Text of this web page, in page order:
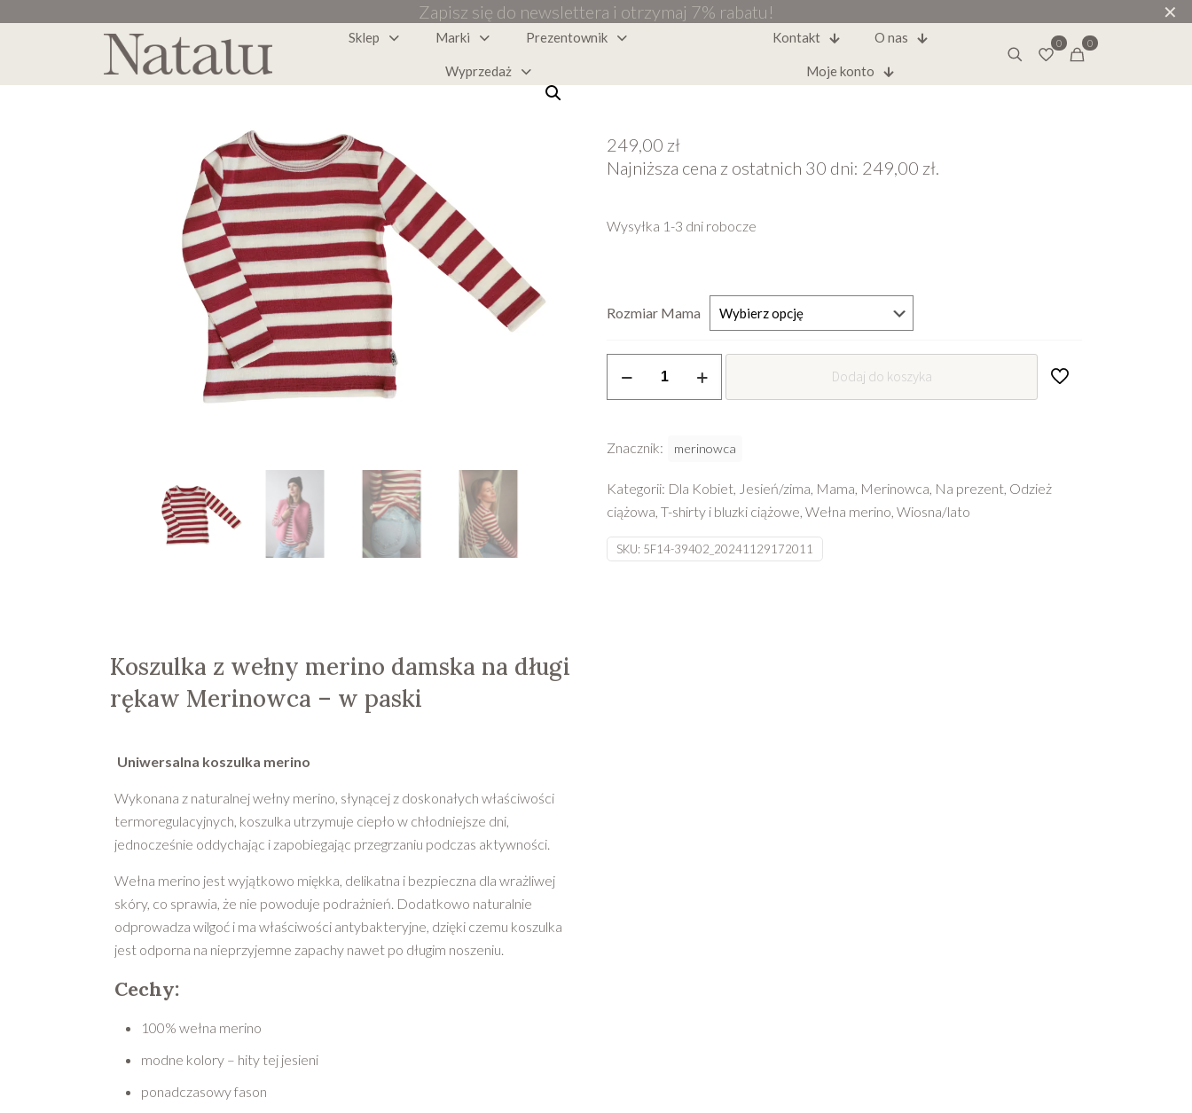
Zapisz się do newslettera i otrzymaj 7% rabatu! ✕
Sklep Marki Prezentownik
Wyprzedaż
Kontakt O nas
Moje konto
0 0
Koszulka z wełny merino damska na długi
rękaw Merinowca – w paski
Uniwersalna koszulka merino
Wykonana z naturalnej wełny merino, słynącej z doskonałych właściwości
termoregulacyjnych, koszulka utrzymuje ciepło w chłodniejsze dni,
jednocześnie oddychając i zapobiegając przegrzaniu podczas aktywności.
Wełna merino jest wyjątkowo miękka, delikatna i bezpieczna dla wrażliwej
skóry, co sprawia, że nie powoduje podrażnień. Dodatkowo naturalnie
odprowadza wilgoć i ma właściwości antybakteryjne, dzięki czemu koszulka
jest odporna na nieprzyjemne zapachy nawet po długim noszeniu.
Cechy:
100% wełna merino
modne kolory – hity tej jesieni
ponadczasowy fason
249,00 zł
Najniższa cena z ostatnich 30 dni: 249,00 zł.
Wysyłka 1-3 dni robocze
Rozmiar Mama
Koszulka
merino
długi
rękaw
Dodaj do koszyka
Znacznik: merinowca
Kategorii: Dla Kobiet, Jesień/zima, Mama, Merinowca, Na prezent, Odzież
ciążowa, T-shirty i bluzki ciążowe, Wełna merino, Wiosna/lato
SKU: 5F14-39402_20241129172011